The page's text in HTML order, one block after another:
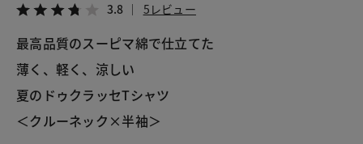
3.8 5レビュー
最高品質のスーピマ綿で仕立てた
薄く、軽く、涼しい
夏のドゥクラッセTシャツ
＜クルーネック×半袖＞